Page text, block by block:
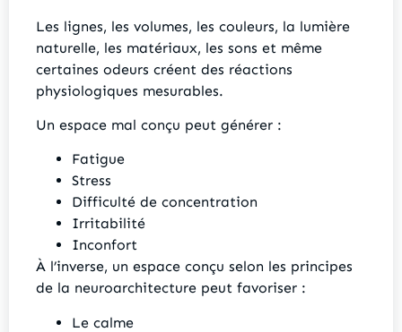
Les lignes, les volumes, les couleurs, la lumière
naturelle, les matériaux, les sons et même
certaines odeurs créent des réactions
physiologiques mesurables.
Un espace mal conçu peut générer :
Fatigue
Stress
Difficulté de concentration
Irritabilité
Inconfort
À l’inverse, un espace conçu selon les principes
de la neuroarchitecture peut favoriser :
Le calme